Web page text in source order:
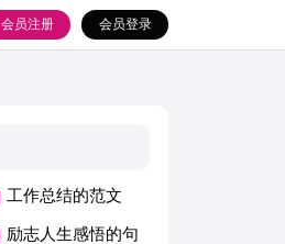
会员登录
会员注册
工作总结的范文
励志人生感悟的句